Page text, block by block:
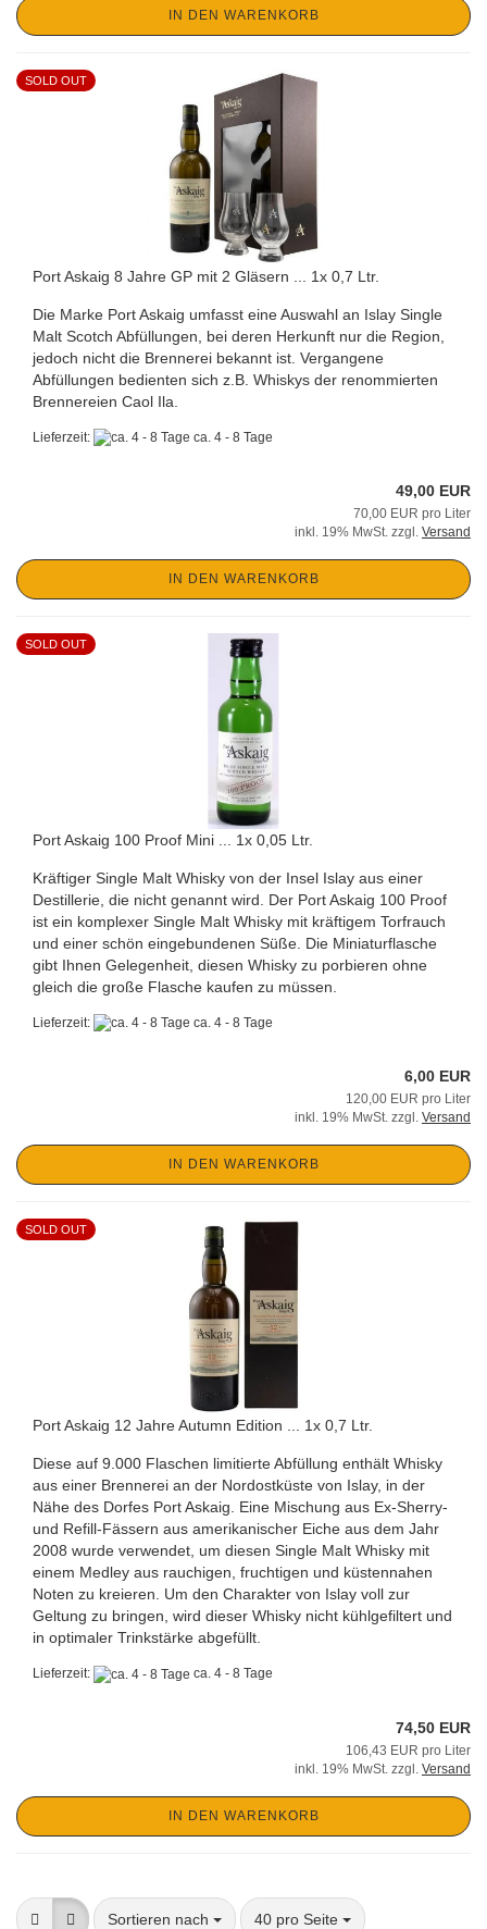
IN DEN WARENKORB
SOLD OUT
Port Askaig 8 Jahre GP mit 2 Gläsern ... 1x 0,7 Ltr.
Die Marke Port Askaig umfasst eine Auswahl an Islay Single
Malt Scotch Abfüllungen, bei deren Herkunft nur die Region,
jedoch nicht die Brennerei bekannt ist. Vergangene
Abfüllungen bedienten sich z.B. Whiskys der renommierten
Brennereien Caol Ila.
Lieferzeit: ca. 4 - 8 Tage
49,00 EUR
70,00 EUR pro Liter
inkl. 19% MwSt. zzgl. Versand
IN DEN WARENKORB
SOLD OUT
Port Askaig 100 Proof Mini ... 1x 0,05 Ltr.
Kräftiger Single Malt Whisky von der Insel Islay aus einer
Destillerie, die nicht genannt wird. Der Port Askaig 100 Proof
ist ein komplexer Single Malt Whisky mit kräftigem Torfrauch
und einer schön eingebundenen Süße. Die Miniaturflasche
gibt Ihnen Gelegenheit, diesen Whisky zu porbieren ohne
gleich die große Flasche kaufen zu müssen.
Lieferzeit: ca. 4 - 8 Tage
6,00 EUR
120,00 EUR pro Liter
inkl. 19% MwSt. zzgl. Versand
IN DEN WARENKORB
SOLD OUT
Port Askaig 12 Jahre Autumn Edition ... 1x 0,7 Ltr.
Diese auf 9.000 Flaschen limitierte Abfüllung enthält Whisky
aus einer Brennerei an der Nordostküste von Islay, in der
Nähe des Dorfes Port Askaig. Eine Mischung aus Ex-Sherry-
und Refill-Fässern aus amerikanischer Eiche aus dem Jahr
2008 wurde verwendet, um diesen Single Malt Whisky mit
einem Medley aus rauchigen, fruchtigen und küstennahen
Noten zu kreieren. Um den Charakter von Islay voll zur
Geltung zu bringen, wird dieser Whisky nicht kühlgefiltert und
in optimaler Trinkstärke abgefüllt.
Lieferzeit: ca. 4 - 8 Tage
74,50 EUR
106,43 EUR pro Liter
inkl. 19% MwSt. zzgl. Versand
IN DEN WARENKORB
Sortieren nach
Sortieren nach 40 pro Seite
pro Seite